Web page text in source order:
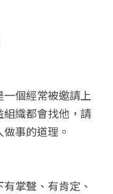
個經常被邀請上
織都會找他，請
事的道理。
掌聲、有肯定、